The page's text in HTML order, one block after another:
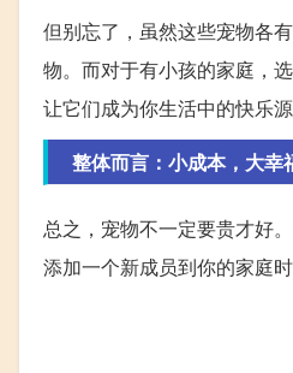
但别忘了，虽然这些宠物各
物。而对于有小孩的家庭，
让它们成为你生活中的快乐源
整体而言：小成本，大幸
总之，宠物不一定要贵才好
添加一个新成员到你的家庭